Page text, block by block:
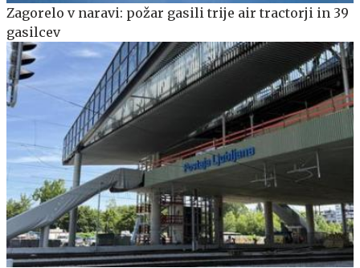
Zagorelo v naravi: požar gasili trije air tractorji in 39
gasilcev